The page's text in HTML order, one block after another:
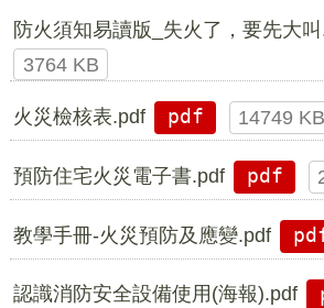
防火須知易讀版_失火了，要先大
3764 KB
火災檢核表.pdf pdf 14749 KB
預防住宅火災電子書.pdf pdf
教學手冊-火災預防及應變.pdf
認識消防安全設備使用(海報).pdf